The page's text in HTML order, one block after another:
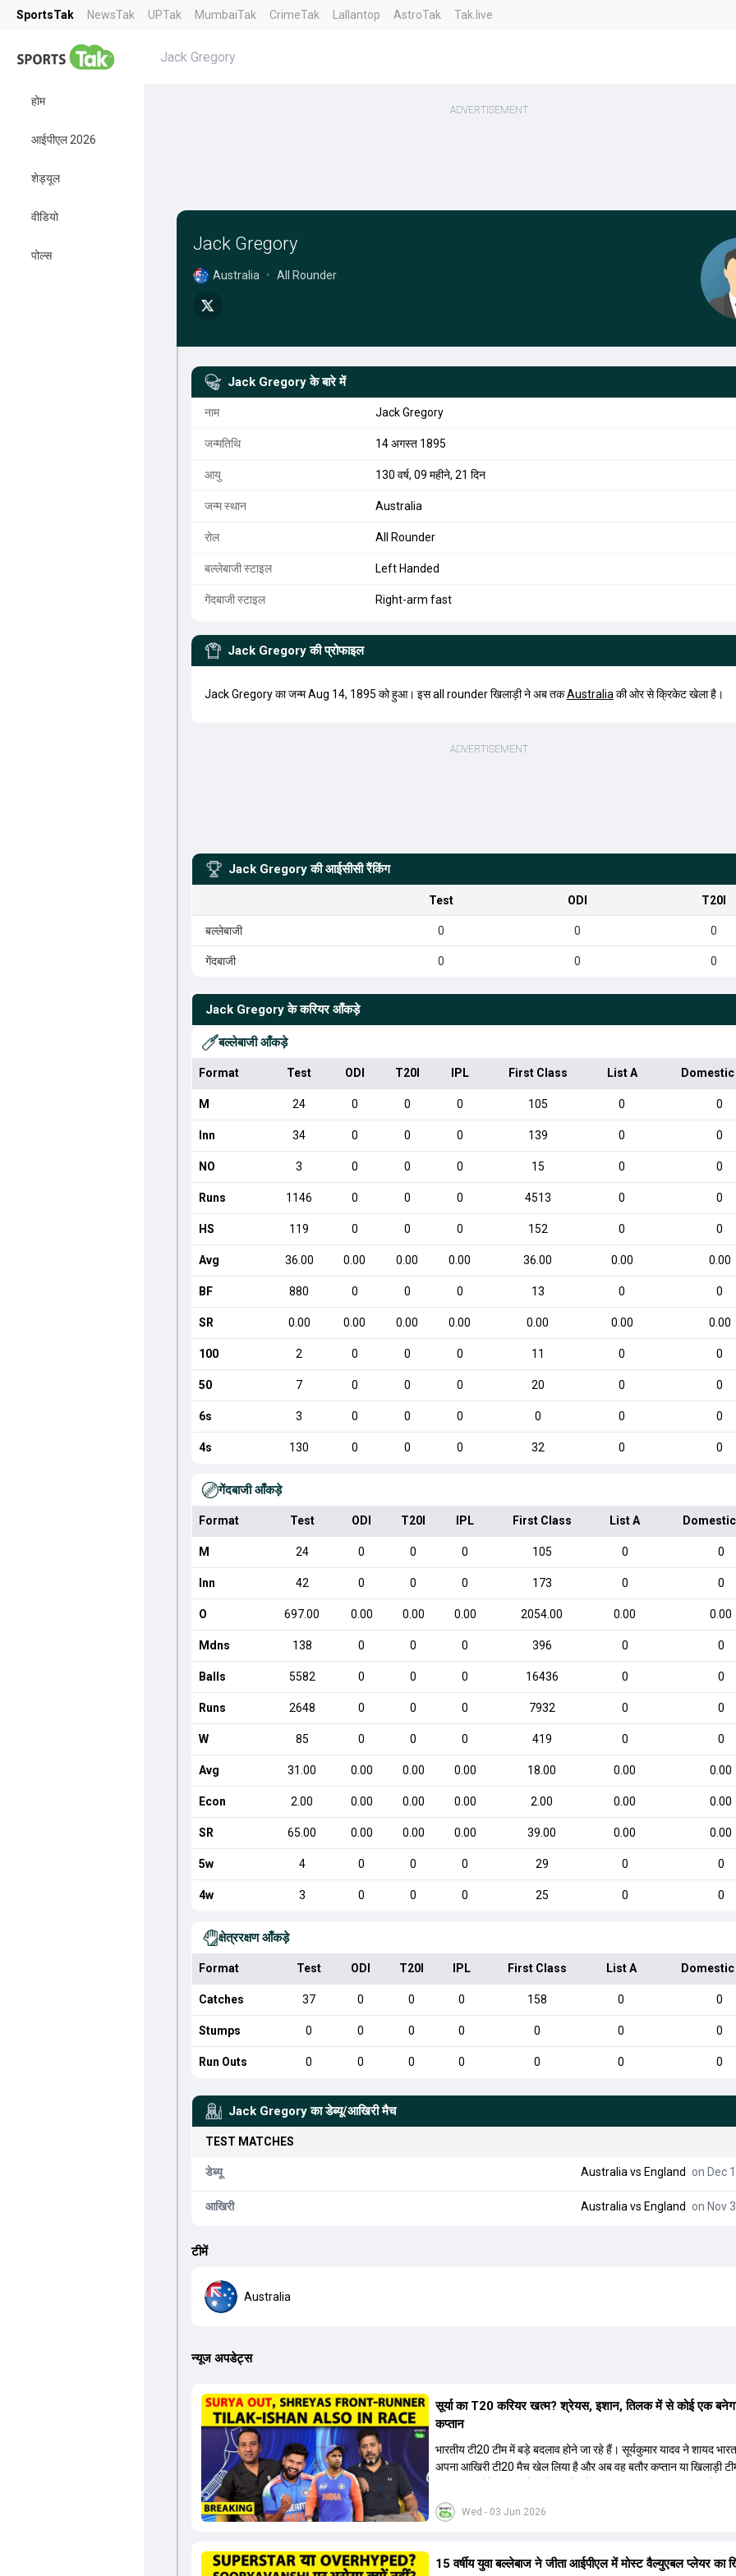
SportsTak NewsTak UPTak MumbaiTak CrimeTak Lallantop AstroTak Tak.live
होम
आईपीएल 2026
शेड्यूल
वीडियो
पोल्स
Jack Gregory
Jack Gregory
Australia • All Rounder
Jack Gregory के बारे में
नाम Jack Gregory
जन्मतिथि 14 अगस्त 1895
आयु 130 वर्ष, 09 महीने, 21 दिन
जन्म स्थान Australia
रोल All Rounder
बल्लेबाजी स्टाइल Left Handed
गेंदबाजी स्टाइल Right-arm fast
Jack Gregory की प्रोफाइल
Jack Gregory का जन्म Aug 14, 1895 को हुआ। इस all rounder खिलाड़ी ने अब तकAustralia की ओर से क्रिकेट खेला है।
Jack Gregory की आईसीसी रैंकिंग
Test ODI T20I
बल्लेबाजी 0 0 0
गेंदबाजी 0 0 0
Jack Gregory के करियर आँकड़े
बल्लेबाजी आँकड़े
Format Test ODI T20I IPL First Class List A
M 24 0 0 0 105 0 0
Inn 34 0 0 0 139 0 0
NO 3 0 0 0 15 0 0
Runs 1146 0 0 0 4513 0 0
HS 119 0 0 0 152 0 0
Avg 36.00 0.00 0.00 0.00 36.00 0.00 0.00
BF 880 0 0 0 13 0 0
SR 0.00 0.00 0.00 0.00 0.00 0.00 0.00
100 2 0 0 0 11 0 0
50 7 0 0 0 20 0 0
6s 3 0 0 0 0 0 0
4s 130 0 0 0 32 0 0
गेंदबाजी आँकड़े
Format Test ODI T20I IPL First Class List A
M 24 0 0 0 105 0 0
Inn 42 0 0 0 173 0 0
O 697.00 0.00 0.00 0.00 2054.00 0.00 0.00
Mdns 138 0 0 0 396 0 0
Balls 5582 0 0 0 16436 0 0
Runs 2648 0 0 0 7932 0 0
W 85 0 0 0 419 0 0
Avg 31.00 0.00 0.00 0.00 18.00 0.00 0.00
Econ 2.00 0.00 0.00 0.00 2.00 0.00 0.00
SR 65.00 0.00 0.00 0.00 39.00 0.00 0.00
5w 4 0 0 0 29 0 0
4w 3 0 0 0 25 0 0
क्षेत्ररक्षण आँकड़े
Format Test ODI T20I IPL First Class List A
Catches 37 0 0 0 158 0 0
Stumps 0 0 0 0 0 0 0
Run Outs 0 0 0 0 0 0 0
Jack Gregory का डेब्यू/आखिरी मैच
TEST MATCHES
डेब्यू Australia vs England on Dec
आखिरी Australia vs England on Nov
टीमें
Australia
न्यूज अपडेट्स
Wed - 03 Jun 2026
सूर्या का T20 करियर खत्म? श्रेयस, इशान, तिलक में से कोई एक
कप्तान
भारतीय टी20 टीम में बड़े बदलाव होने जा रहे हैं। सूर्यकुमार यादव ने शायद
अपना आखिरी टी20 मैच खेल लिया है और अब वह बतौर कप्तान या खिलाड़ी
की तलाश जारी है। इस रेस में श्रेयस अय्यर सबसे आगे चल रहे हैं। उनके
किशन और तिलक वर्मा भी कप्तानी के दावेदार हैं। अक्षर पटेल इस रेस में काफी
और संजू सैमसन पहली पसंद होंगे। इसके अलावा नीतीश रेड्डी को बतौर
15 वर्षीय युवा बल्लेबाज ने जीता आईपीएल में मोस्ट वैल्युएबल प्लेयर का